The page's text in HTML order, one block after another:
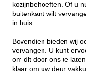
kozijnbehoeften. Of u
buitenkant wilt
in huis.
Bovendien bieden wij
vervangen. U kunt
om dit door ons te
klaar om uw deur